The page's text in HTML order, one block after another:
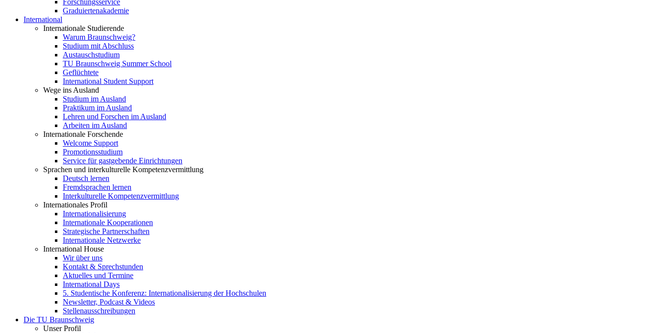
Forschungsservice
Graduiertenakademie
International
Internationale Studierende
Warum Braunschweig?
Studium mit Abschluss
Austauschstudium
TU Braunschweig Summer School
Geflüchtete
International Student Support
Wege ins Ausland
Studium im Ausland
Praktikum im Ausland
Lehren und Forschen im Ausland
Arbeiten im Ausland
Internationale Forschende
Welcome Support
Promotionsstudium
Service für gastgebende Einrichtungen
Sprachen und interkulturelle Kompetenzvermittlung
Deutsch lernen
Fremdsprachen lernen
Interkulturelle Kompetenzvermittlung
Internationales Profil
Internationalisierung
Internationale Kooperationen
Strategische Partnerschaften
Internationale Netzwerke
International House
Wir über uns
Kontakt & Sprechstunden
Aktuelles und Termine
International Days
5. Studentische Konferenz: Internationalisierung der Hochschulen
Newsletter, Podcast & Videos
Stellenausschreibungen
Die TU Braunschweig
Unser Profil